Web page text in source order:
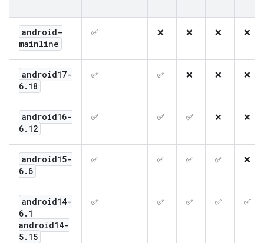
android-
mainline
✅ ❌ ❌ ❌ ❌
android17-
6. 18
✅ ✅ ❌ ❌ ❌
android16-
6. 12
✅ ✅ ✅ ❌ ❌
android15-
6. 6
✅ ✅ ✅ ✅ ❌
android14-
6. 1
android14-
5. 15
✅ ✅ ✅ ✅ ✅